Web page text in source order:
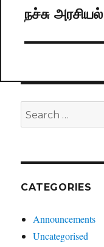
Next
நச்சு
Search
for:
CATEGORIES
Announcements
Uncategorised